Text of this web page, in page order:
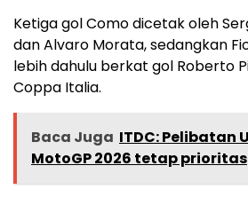
Ketiga gol Como dicetak oleh
dan Alvaro Morata, sedangkan
lebih dahulu berkat gol Roberto
Coppa Italia.
Baca Juga ITDC: Pelibatan
MotoGP 2026 tetap prioritas